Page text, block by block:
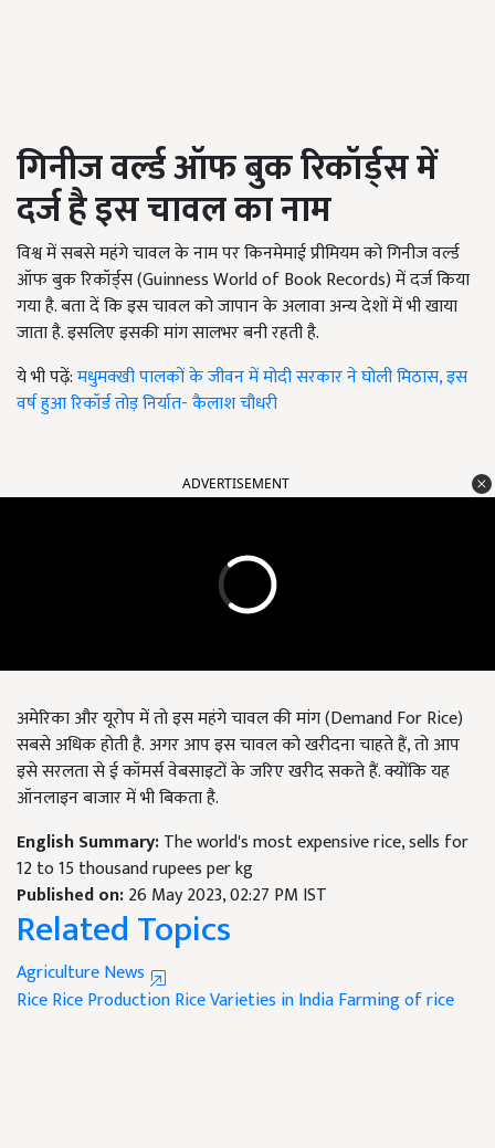
गिनीज वर्ल्ड ऑफ बुक रिकॉर्ड्स में
दर्ज है इस चावल का नाम
विश्व में सबसे महंगे चावल के नाम पर किनमेमाई प्रीमियम को गिनीज वर्ल्ड
ऑफ बुक रिकॉर्ड्स (Guinness World of Book Records)में दर्ज किया
गया है. बता दें कि इस चावल को जापान के अलावा अन्य देशों में भी खाया
जाता है. इसलिए इसकी मांग सालभर बनी रहती है.
ये भी पढ़ें:मधुमक्खी पालकों के जीवन में मोदी सरकार ने घोली मिठास, इस
वर्ष हुआ रिकॉर्ड तोड़ निर्यात- कैलाश चौधरी
ADVERTISEMENT
अमेरिका और यूरोप में तो इस महंगे चावल की मांग (Demand For Rice)
सबसे अधिक होती है.अगर आप इस चावल को खरीदना चाहते हैं,तो आप
इसे सरलता से ई कॉमर्स वेबसाइटों के जरिए खरीद सकते हैं. क्योंकि यह
ऑनलाइन बाजार में भी बिकता है.
English Summary:The world's most expensive rice, sells for
12 to 15 thousand rupees per kg
Published on:26 May 2023, 02:27 PM IST
Related Topics
Agriculture News
RiceRice ProductionRice Varieties in IndiaFarming of rice